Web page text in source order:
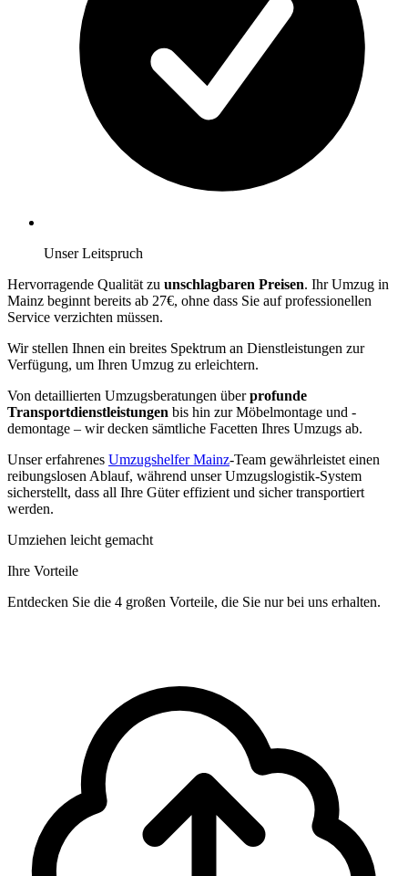
Unser Leitspruch
Hervorragende Qualität zu unschlagbaren Preisen. Ihr Umzug in
Mainz beginnt bereits ab 27€, ohne dass Sie auf professionellen
Service verzichten müssen.
Wir stellen Ihnen ein breites Spektrum an Dienstleistungen zur
Verfügung, um Ihren Umzug zu erleichtern.
Von detaillierten Umzugsberatungen überprofunde
Transportdienstleistungen bis hin zur Möbelmontage und -
demontage – wir decken sämtliche Facetten Ihres Umzugs ab.
Unser erfahrenes Umzugshelfer Mainz-Team gewährleistet einen
reibungslosen Ablauf, während unser Umzugslogistik-System
sicherstellt, dass all Ihre Güter effizient und sicher transportiert
werden.
Umziehen leicht gemacht
Ihre Vorteile
Entdecken Sie die 4 großen Vorteile, die Sie nur bei uns erhalten.